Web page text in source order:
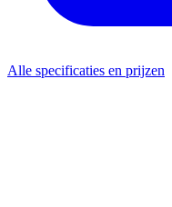
Alle specificaties en prijzen